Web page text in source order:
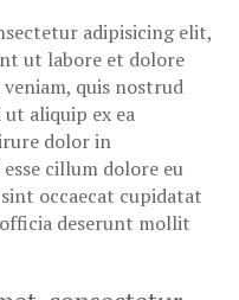
adipisicing elit,
ut labore et dolore
quis nostrud
aliquip ex ea
dolor in
cillum dolore eu
occaecat cupidatat
deserunt mollit